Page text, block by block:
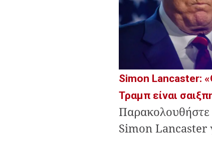
Simon Lancaster:
Τραμπ είναι
Simon Lancaster